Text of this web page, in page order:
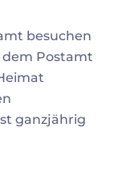
besuchen
dem Postamt
ganzjährig